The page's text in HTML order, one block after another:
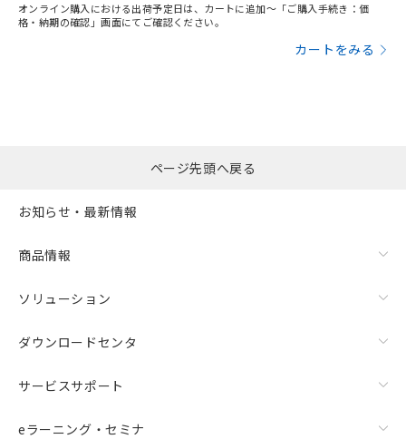
オンライン購入における出荷予定日は、カートに追加～「ご購入手続き：価
格・納期の確認」画面にてご確認ください。
カートをみる
ページ先頭へ戻る
お知らせ・最新情報
商品情報
ソリューション
ダウンロードセンタ
サービスサポート
eラーニング・セミナ